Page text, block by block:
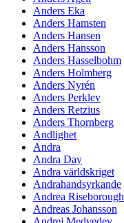
Anders Eka
Anders Hamsten
Anders Hansen
Anders Hansson
Anders Hasselbohm
Anders Holmberg
Anders Nyrén
Anders Perklev
Anders Retzius
Anders Thornberg
Andlighet
Andra
Andra Day
Andra världskriget
Andrahandsyrkande
Andrea Riseborough
Andreas Johansson